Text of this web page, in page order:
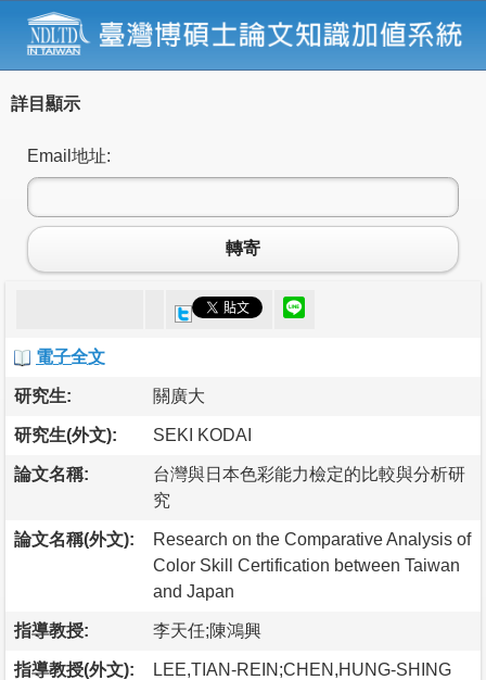
詳目顯示
Email地址:
轉寄
電子全文
研究生: 關廣大
研究生(外文): SEKI KODAI
論文名稱:
台灣與日本色彩能力檢定的比較與分析研
究
論文名稱(外文):
Research on the Comparative Analysis of
Color Skill Certification between Taiwan
and Japan
指導教授: 李天任;陳鴻興
指導教授(外文): LEE,TIAN-REIN;CHEN,HUNG-SHING